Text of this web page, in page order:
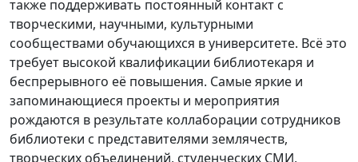
также поддерживать постоянный контакт с
творческими, научными, культурными
сообществами обучающихся в университете. Всё это
требует высокой квалификации библиотекаря и
беспрерывного её повышения. Самые яркие и
запоминающиеся проекты и мероприятия
рождаются в результате коллаборации сотрудников
библиотеки с представителями землячеств,
творческих объединений, студенческих СМИ,